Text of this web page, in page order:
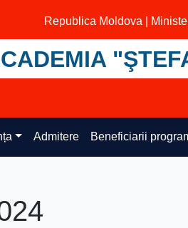
Republica Moldova |
Admitere Beneficiarii